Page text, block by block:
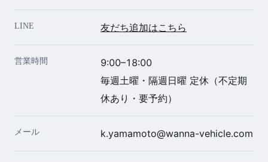
LINE 友だち追加はこちら
営業時間
9:00–18:00
毎週土曜・隔週日曜 定休（不定期
休あり・要予約）
メール k.yamamoto@wanna-vehicle.com